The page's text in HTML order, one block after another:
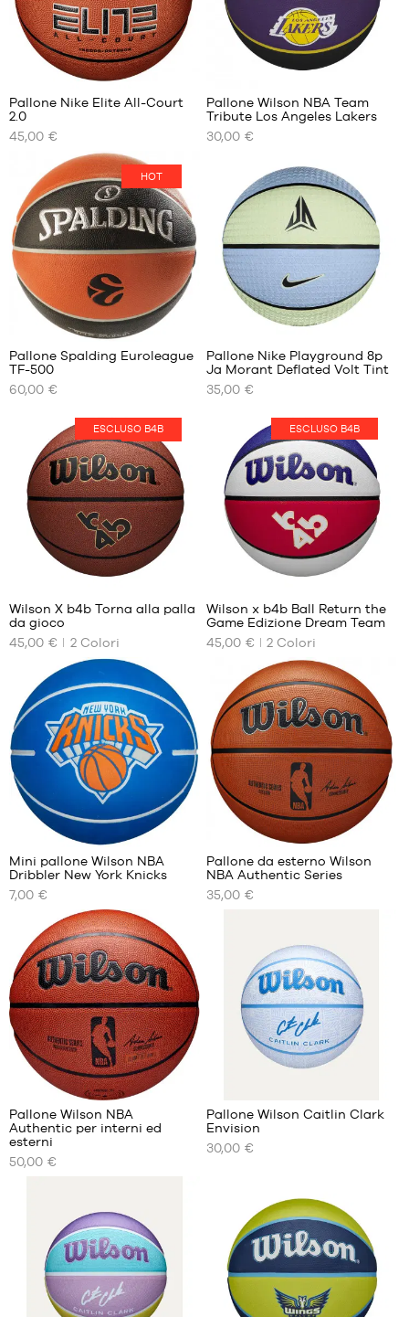
I
NOSTRI
DISPONIBILI
dimensione
5
dimensione
dimensione
7
5
Pallone Nike Elite All-Court
2.0
45,00 €
NOSTRI
DISPONIBILI
dimensione
7
Pallone Wilson NBA Team
Tribute Los Angeles Lakers
30,00 €
HOT
I
NOSTRI
DISPONIBILI
dimensione
7
3
Pallone Spalding Euroleague
TF-500
60,00 €
I
NOSTRI
DISPONIBILI
dimensione
7
Pallone Nike Playground 8p
Ja Morant Deflated Volt Tint
35,00 €
HOT
ESCLUSO B4B
I
NOSTRI
DISPONIBILI
dimensione
Wilson X b4b Torna alla palla
da gioco
45,00 €
2Colori
ESCLUSO B4B
I
NOSTRI
DISPONIBILI
dimensione
7
5
Wilson x b4b Ball Return the
Game Edizione Dream Team
45,00 €
2 Colori
I
NOSTRI
FORMATI
DISPONIBILI
Taglia
unica
Mini pallone Wilson NBA
Dribbler New York Knicks
7,00 €
I
NOSTRI
dimensione
dimensione
19
Pallone da esterno Wilson
NBA Authentic Series
35,00 €
I
FORMATI
dimensione
1
Pallone Wilson NBA
Authentic per interni ed
esterni
50,00 €
I
NOSTRI
dimensione
dimensione
6
Pallone Wilson Caitlin Clark
Envision
30,00 €